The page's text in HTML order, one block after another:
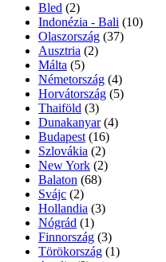
Bled (2)
Indonézia - Bali (10)
Olaszország (37)
Ausztria (2)
Málta (5)
Németország (4)
Horvátország (5)
Thaiföld (3)
Dunakanyar (4)
Budapest (16)
Szlovákia (2)
New York (2)
Balaton (68)
Svájc (2)
Hollandia (3)
Nógrád (1)
Finnország (3)
Törökország (1)